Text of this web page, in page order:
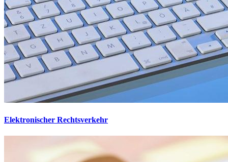
Elektronischer Rechtsverkehr